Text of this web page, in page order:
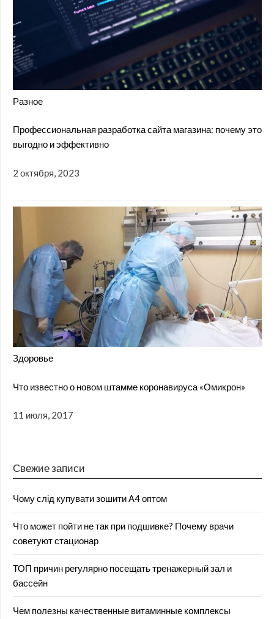
Разное
Профессиональная разработка сайта магазина: почему это
выгодно и эффективно
2 октября, 2023
Здоровье
Что известно о новом штамме коронавируса «Омикрон»
11 июля, 2017
Свежие записи
Чому слід купувати зошити А4 оптом
Что может пойти не так при подшивке? Почему врачи
советуют стационар
ТОП причин регулярно посещать тренажерный зал и
бассейн
Чем полезны качественные витаминные комплексы